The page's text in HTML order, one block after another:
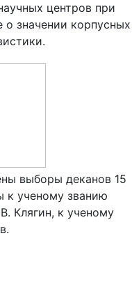
центров при
о значении корпусных
выборы деканов 15
к ученому званию
Клягин, к ученому